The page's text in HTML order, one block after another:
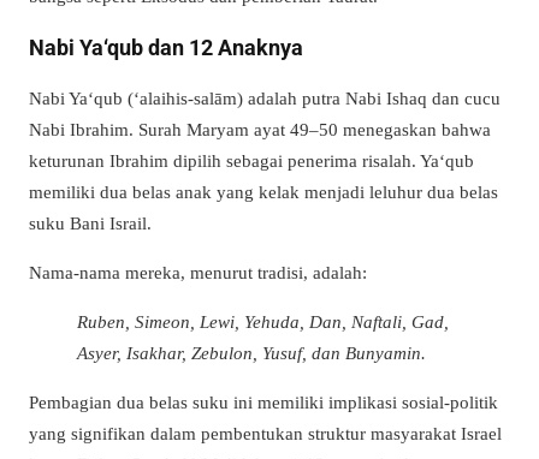
Nabi Ya‘qub dan 12 Anaknya
Nabi Ya‘qub (‘alaihis-salām) adalah putra Nabi Ishaq dan cucu
Nabi Ibrahim. Surah Maryam ayat 49–50 menegaskan bahwa
keturunan Ibrahim dipilih sebagai penerima risalah. Ya‘qub
memiliki dua belas anak yang kelak menjadi leluhur dua belas
suku Bani Israil.
Nama-nama mereka, menurut tradisi, adalah:
Ruben, Simeon, Lewi, Yehuda, Dan, Naftali, Gad,
Asyer, Isakhar, Zebulon, Yusuf, dan Bunyamin.
Pembagian dua belas suku ini memiliki implikasi sosial-politik
yang signifikan dalam pembentukan struktur masyarakat Israel